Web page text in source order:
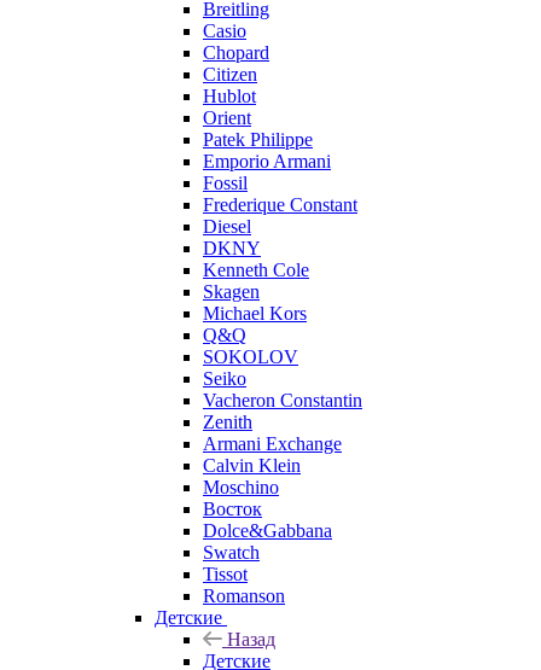
Breitling
Casio
Chopard
Citizen
Hublot
Orient
Patek Philippe
Emporio Armani
Fossil
Frederique Constant
Diesel
DKNY
Kenneth Cole
Skagen
Michael Kors
Q&Q
SOKOLOV
Seiko
Vacheron Constantin
Zenith
Armani Exchange
Calvin Klein
Moschino
Восток
Dolce&Gabbana
Swatch
Tissot
Romanson
Детские
Назад
Детские